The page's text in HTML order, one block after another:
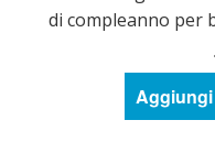
di compleanno per